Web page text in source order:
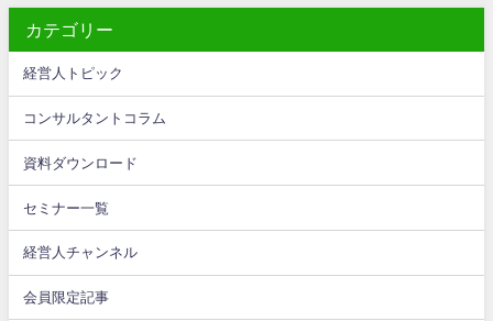
カテゴリー
経営人トピック
コンサルタントコラム
資料ダウンロード
セミナー一覧
経営人チャンネル
会員限定記事